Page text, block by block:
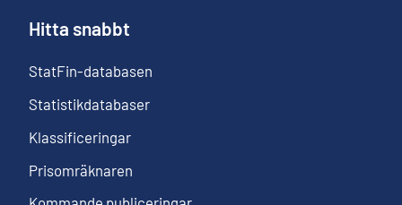
Hitta snabbt
StatFin-databasen
Statistikdatabaser
Klassificeringar
Prisomräknaren